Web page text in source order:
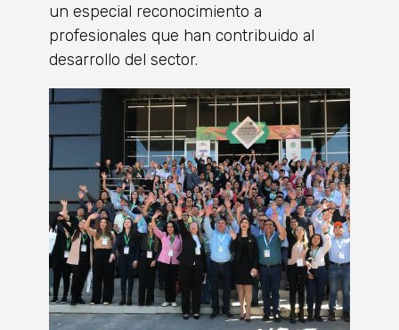
un especial reconocimiento a
profesionales que han contribuido al
desarrollo del sector.